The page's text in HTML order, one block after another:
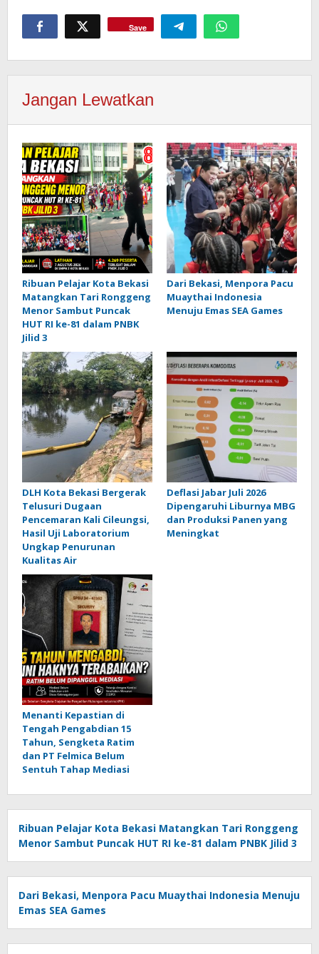
Save
Jangan Lewatkan
Ribuan Pelajar Kota Bekasi
Matangkan Tari Ronggeng
Menor Sambut Puncak
HUT RI ke-81 dalam PNBK
Jilid 3
Dari Bekasi, Menpora Pacu
Muaythai Indonesia
Menuju Emas SEA Games
DLH Kota Bekasi Bergerak
Telusuri Dugaan
Pencemaran Kali Cileungsi,
Hasil Uji Laboratorium
Ungkap Penurunan
Kualitas Air
Deflasi Jabar Juli 2026
Dipengaruhi Liburnya MBG
dan Produksi Panen yang
Meningkat
Menanti Kepastian di
Tengah Pengabdian 15
Tahun, Sengketa Ratim
dan PT Felmica Belum
Sentuh Tahap Mediasi
Ribuan Pelajar Kota Bekasi Matangkan Tari Ronggeng
Menor Sambut Puncak HUT RI ke-81 dalam PNBK Jilid 3
Dari Bekasi, Menpora Pacu Muaythai Indonesia Menuju
Emas SEA Games